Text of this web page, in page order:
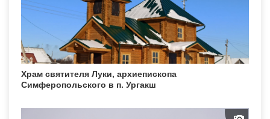
Храм святителя Луки, архиепископа
Симферопольского в п. Ургакш